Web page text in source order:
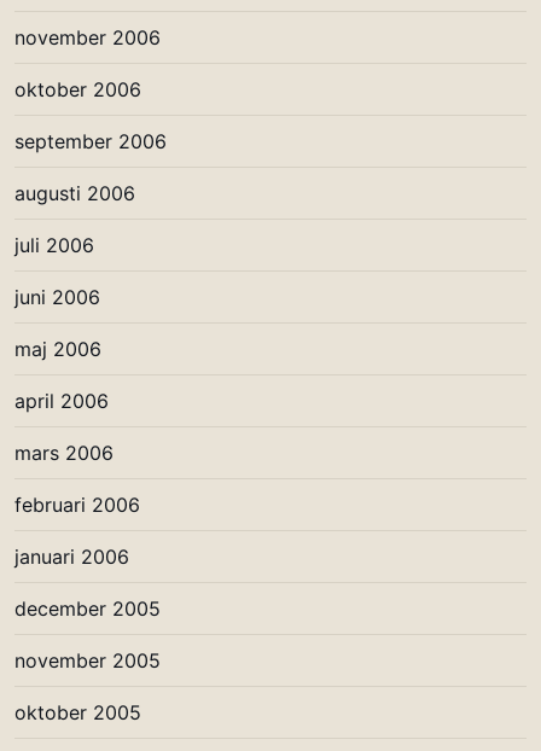
november 2006
oktober 2006
september 2006
augusti 2006
juli 2006
juni 2006
maj 2006
april 2006
mars 2006
februari 2006
januari 2006
december 2005
november 2005
oktober 2005